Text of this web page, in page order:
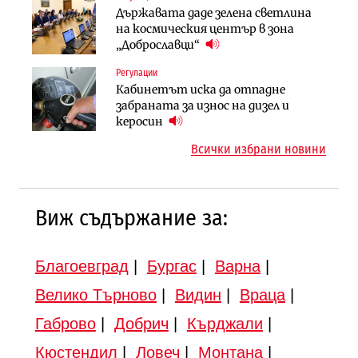
Държавата даде зелена светлина
на космическия център в зона
„Доброславци“
Регулации
Кабинетът иска да отпадне
забраната за износ на дизел и
керосин
Компании
„Ендуросат“ ще строи огромен
космически и отбранителен
Инфраструктура
АПИ възложи промяната на
парцеларния план за
Вторият мост над Варненското
езеро става част от бъдещата
магистрала „Черно море“
Публични финанси
Регионалният министър поема „на
ръчно управление“ общинската
инвестиционна програма
Всички избрани новини
Виж съдържание за:
Благоевград | Бургас| Варна|
Велико Търново| Видин | Враца|
Габрово| Добрич | Кърджали |
Кюстендил | Ловеч | Монтана|